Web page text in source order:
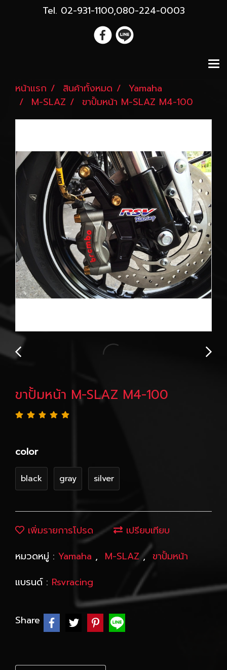
Tel. 02-931-1100,080-224-0003
หน้าแรก สินค้าทั้งหมด
Yamaha
M-SLAZ
ขาปั้มหน้า M-SLAZ M4-100
ขาปั้มหน้า M-SLAZ M4-100
color
black gray silver
เพิ่มรายการโปรด
เปรียบเทียบ
หมวดหมู่ : Yamaha , M-SLAZ, ขาปั้มหน้า
แบรนด์ : Rsvracing
Share